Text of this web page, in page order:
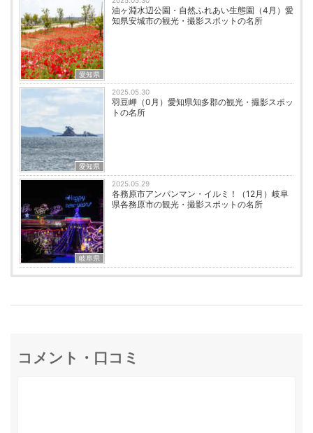
愛知県
油ヶ淵水辺公園・自然ふれあい生態園（4月）愛
知県安城市の観光・撮影スポットの名所
愛知県
2025.05.30
羽豆岬（0月）愛知県知多郡の観光・撮影スポッ
トの名所
岐阜県
2025.05.29
各務原市アンパンマン・イルミ！（12月）岐阜
県各務原市の観光・撮影スポットの名所
コメント・口コミ